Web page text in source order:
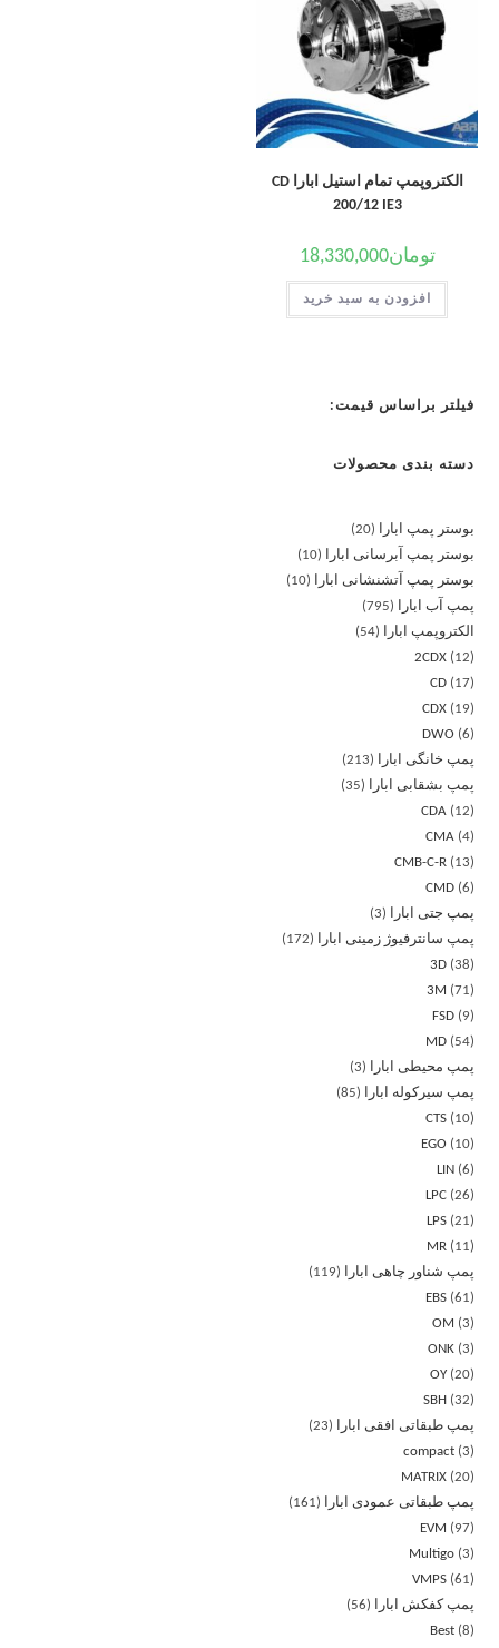
الکتروپمپ تمام استیل ابارا CD
200/12 IE3
تومان18,330,000
افزودن به سبد خرید
فیلتر براساس قیمت:
دسته بندی محصولات
بوستر پمپ ابارا
20
بوستر پمپ آبرسانی ابارا
10
بوستر پمپ آتشنشانی ابارا
10
پمپ آب ابارا
795
الکتروپمپ ابارا
54
2CDX
12
CD
17
CDX
19
DWO
6
پمپ خانگی ابارا
213
پمپ بشقابی ابارا
35
CDA
12
CMA 4
CMB-C-R
13
CMD 6
پمپ جتی ابارا
3
پمپ سانترفیوژ زمینی ابارا
172
3D 38
3M
71
FSD
9
MD
54
پمپ محیطی ابارا
3
پمپ سیرکوله ابارا
85
CTS
10
EGO
10
LIN
6
LPC 26
LPS 21
MR
11
پمپ شناور چاهی ابارا
119
EBS 61
OM
3
ONK 3
OY 20
SBH
32
پمپ طبقاتی افقی ابارا
23
compact 3
MATRIX 20
پمپ طبقاتی عمودی ابارا
161
EVM
97
Multigo 3
VMPS 61
پمپ کفکش ابارا
56
Best 8